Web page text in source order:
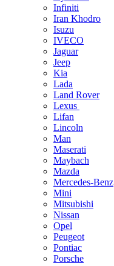
Infiniti
Iran Khodro
Isuzu
IVECO
Jaguar
Jeep
Kia
Lada
Land Rover
Lexus
Lifan
Lincoln
Man
Maserati
Maybach
Mazda
Mercedes-Benz
Mini
Mitsubishi
Nissan
Opel
Peugeot
Pontiac
Porsche